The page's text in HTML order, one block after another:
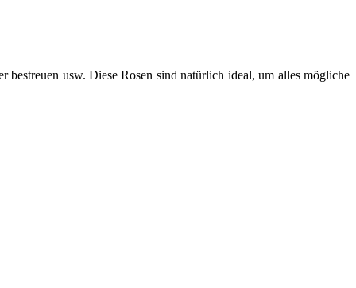
usw. Diese Rosen sind natürlich ideal, um alles mögliche